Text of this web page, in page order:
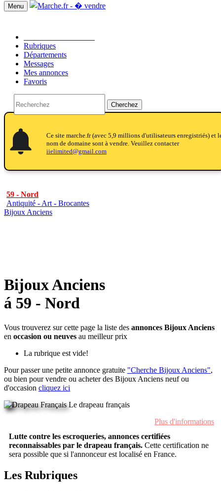
Menu
Rubriques
Départements
Messages
Mes annonces
Favoris
Cherchez
notifications
notifications
Ce site marche.fr (avec 5,9 millions d'utilisateurs enregistriés) et
nom de domaine sont à vendre. Veuillez contacter
iielimited@gmail.com
59 - Nord
Antiquité - Art - Brocantes
Bijoux Anciens
Bijoux Anciens
á 59 - Nord
Vous trouverez sur cette page la liste des annonces Bijoux Anciens
en occasion ou neuves au meilleur prix
La rubrique est vide!
Pour passer une petite annonce gratuite "Cherche Bijoux Anciens",
ou bien pour vendre ou acheter des Bijoux Anciens neuf ou
d'occasion cliquez ici
Le drapeau français
Plus d'informations
Lutte contre les escroqueries, annonces certifiées
reconnaissables par le drapeau français. Cette certification ne
sera possible que si l'annonceur est localisé en France.
Les Rubriques